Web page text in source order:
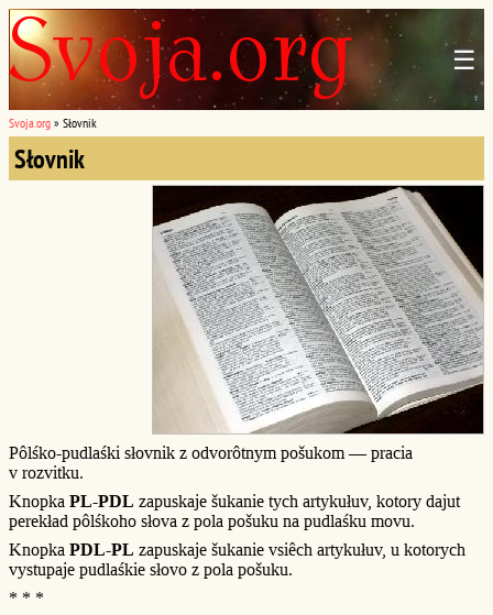
☰
Svoja.org » Słovnik
Słovnik
Pôlśko-pudlaśki słovnik z odvorôtnym pošukom — pracia
v rozvitku.
Knopka PL-PDL zapuskaje šukanie tych artykułuv, kotory dajut
perekład pôlśkoho słova z pola pošuku na pudlaśku movu.
Knopka PDL-PL zapuskaje šukanie vsiêch artykułuv, u kotorych
vystupaje pudlaśkie słovo z pola pošuku.
* * *